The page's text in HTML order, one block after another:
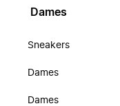
Dames
Sneakers
Dames
Dames